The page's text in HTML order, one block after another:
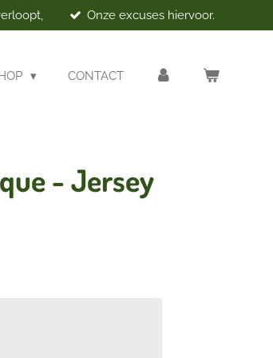
Onze excuses hiervoor.
CONTACT
- Jersey